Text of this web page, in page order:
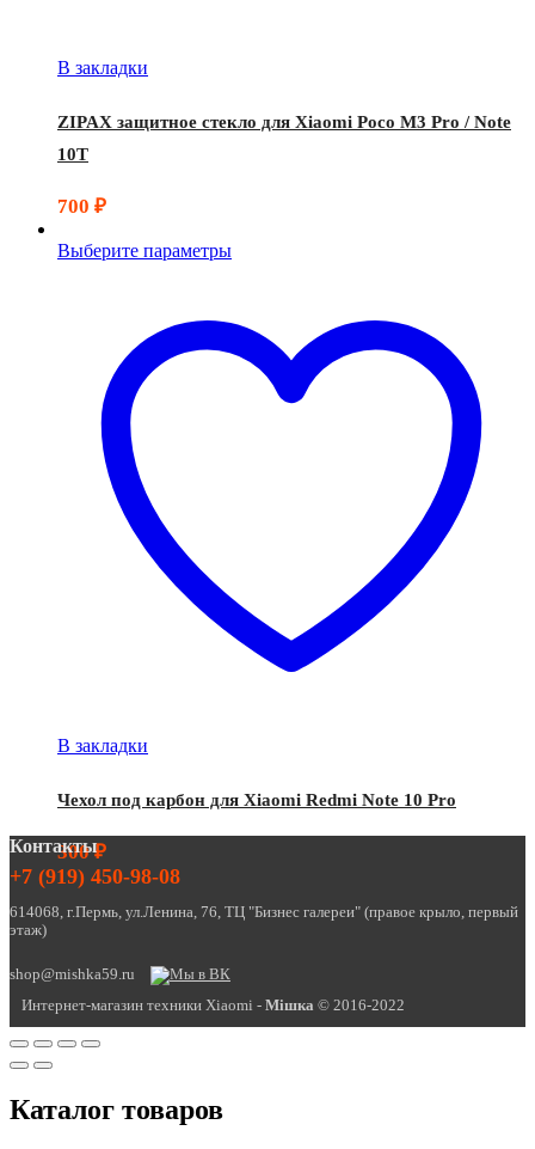
В закладки
ZIPAX защитное стекло для Xiaomi Poco M3 Pro / Note
10T
700 ₽
Выберите параметры
В закладки
Чехол под карбон для Xiaomi Redmi Note 10 Pro
300₽
Контакты
+7 (919) 450-98-08
614068, г.Пермь, ул.Ленина, 76, ТЦ "Бизнес галереи" (правое крыло, первый
этаж)
shop@mishka59.ru
Интернет-магазин техники Xiaomi - Miшка © 2016-2022
Каталог товаров